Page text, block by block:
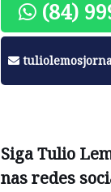
(84)
Siga Tulio
nas redes